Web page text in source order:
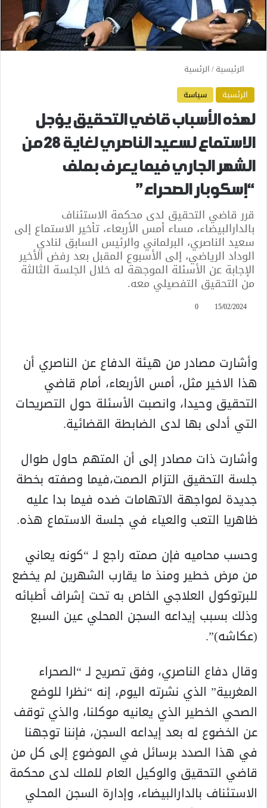
الرئيسية/الرئسية
الرئسية
سياسة
لهذه الأسباب قاضي التحقيق يؤجل
الاستماع لسعيد الناصري لغاية 28 من
الشهر الجاري فيما يعرف بملف
“إسكوبار الصحراء”
قرر قاضي التحقيق لدى محكمة الاستئناف
بالدارالبيضاء، مساء أمس الأربعاء، تأخير الاستماع إلى
سعيد الناصري، البرلماني والرئيس السابق لنادي
الوداد الرياضي، إلى الأسبوع المقبل بعد رفض الأخير
الإجابة عن الأسئلة الموجهة له خلال الجلسة الثالثة
من التحقيق التفصيلي معه.
15/02/2024
0
وأشارت مصادر من هيئة الدفاع عن الناصري أن
هذا الاخير مثل، أمس الأربعاء، أمام قاضي
التحقيق وحيدا، وانصبت الأسئلة حول التصريحات
التي أدلى بها لدى الضابطة القضائية.
وأشارت ذات مصادر إلى أن المتهم حاول طوال
جلسة التحقيق التزام الصمت،فيما وصفته بخطة
جديدة لمواجهة الاتهامات ضده فيما بدا عليه
ظاهريا التعب والعياء في جلسة الاستماع هذه.
وحسب محاميه فإن صمته راجع لـ “كونه يعاني
من مرض خطير ومنذ ما يقارب الشهرين لم يخضع
للبرتوكول العلاجي الخاص به تحت إشراف أطبائه
وذلك بسبب إيداعه السجن المحلي عين السبع
(عكاشه)”.
وقال دفاع الناصري، وفق تصريح لـ “الصحراء
المغربية” الذي نشرته اليوم، إنه “نظرا للوضع
الصحي الخطير الذي يعانيه موكلنا، والذي توقف
عن الخضوع له بعد إيداعه السجن، فإننا توجهنا
في هذا الصدد برسائل في الموضوع إلى كل من
قاضي التحقيق والوكيل العام للملك لدى محكمة
الاستئناف بالدارالبيضاء، وإدارة السجن المحلي